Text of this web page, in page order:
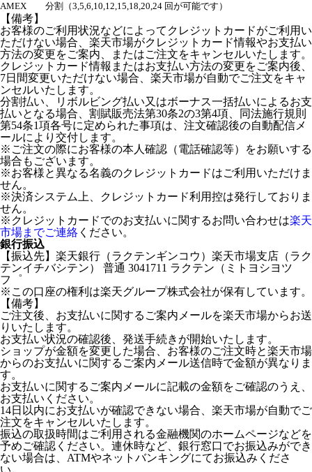
AMEX
分割（3,5,6,10,12,15,18,20,24 回が可能です）
【備考】
お客様のご利用状況などによってクレジットカードがご利用い
ただけない場合、楽天市場がクレジットカード情報やお支払い
方法の変更をご案内、またはご注文をキャンセルいたします。
クレジットカード情報またはお支払い方法の変更をご案内後、
7日間変更いただけない場合、楽天市場が自動でご注文をキャ
ンセルいたします。
分割払い、リボルビング払い又はボーナス一括払いによるお支
払いとなる場合、割賦販売法第30条2の3第4項、同法施行規則
第54条1項各号に定められた事項は、注文確認後の自動配信メ
ールにより交付します。
※ご注文の際にお客様の本人確認（電話確認等）をお願いする
場合もございます。
※お客様と異なる名義のクレジットカードはご利用いただけま
せん。
※決済システム上、クレジットカード利用控は発行しておりま
せん。
※クレジットカードでのお支払いに関するお問い合わせは楽天
市場までご連絡 ください。
銀行振込
【振込先】楽天銀行（ラクテンギンコウ）楽天市場支店（ラク
テンイチバシテン） 普通 3041711 ラクテン（ミトヨシヨツ
フ゜
※この口座の権利は楽天グループ株式会社が保有しています。
【備考】
ご注文後、お支払いに関するご案内メールを楽天市場からお送
りいたします。
お支払い状況の確認後、発送手続きが開始いたします。
ショップが金額を変更した場合、お客様のご注文時と楽天市場
からのお支払いに関するご案内メール送信時で金額が異なりま
す。
お支払いに関するご案内メールに記載の金額をご確認のうえ、
お支払いください。
14日以内にお支払いが確認できない場合、楽天市場が自動でご
注文をキャンセルいたします。
振込の取扱時間はご利用される金融機関のホームページなどを
予めご確認ください。連休時など、銀行窓口でお振込みができ
ない場合は、ATMやネットバンキングにてお振込みくださ
い。